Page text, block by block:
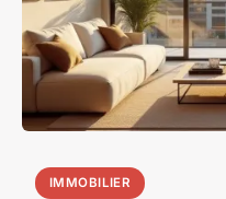
IMMOBILIER